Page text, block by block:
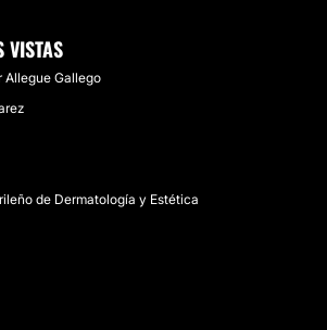
VISTAS
Allegue Gallego
de Dermatología y Estética